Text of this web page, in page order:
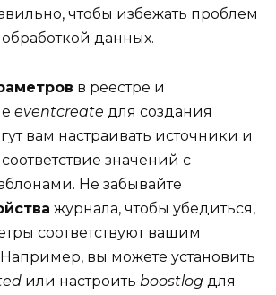
чтобы избежать проблем
данных.
в реестре и
eventcreate для создания
вам настраивать источники и
значений с
Не забывайте
журнала, чтобы убедиться,
соответствуют вашим
вы можете установить
или настроить boostlog для